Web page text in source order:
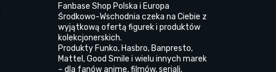
Fanbase Shop Polska i Europa
Środkowo-Wschodnia czeka na Ciebie z
wyjątkową ofertą figurek i produktów
kolekcjonerskich.
Produkty Funko, Hasbro, Banpresto,
Mattel, Good Smile i wielu innych marek
– dla fanów anime, filmów, seriali,